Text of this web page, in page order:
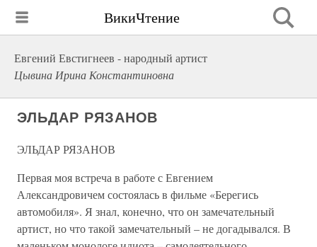
ВикиЧтение
Евгений Евстигнеев - народный артист
Цывина Ирина Константиновна
ЭЛЬДАР РЯЗАНОВ
ЭЛЬДАР РЯЗАНОВ
Первая моя встреча в работе с Евгением
Александровичем состоялась в фильме «Берегись
автомобиля». Я знал, конечно, что он замечательный
артист, но что такой замечательный – не догадывался. В